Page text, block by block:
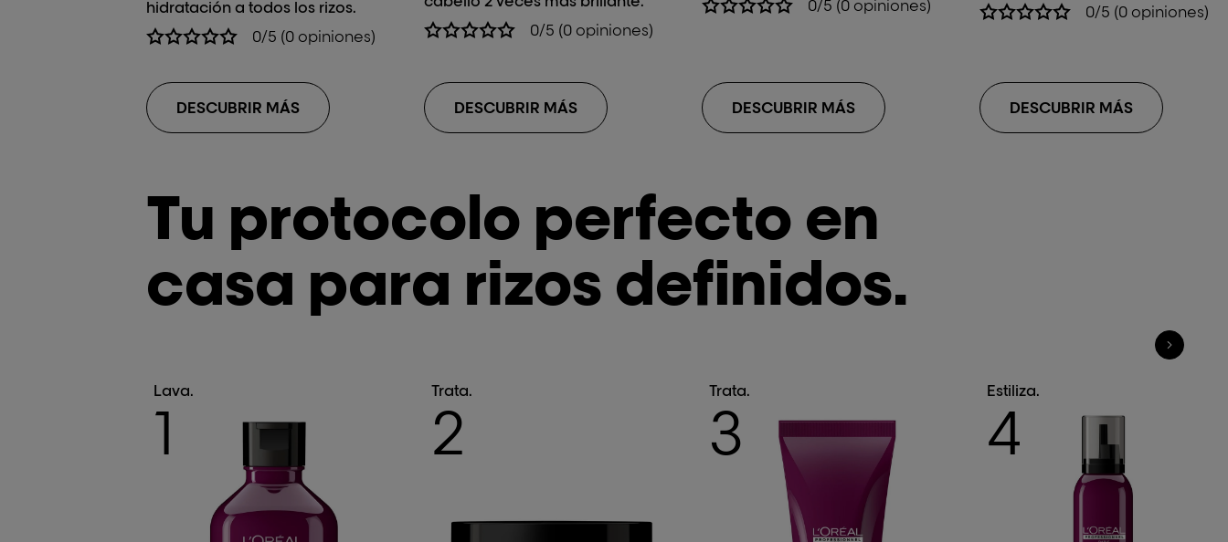
hidratación a todos los rizos.
0/5 (0 opiniones)
DESCUBRIR MÁS
0/5 (0 opiniones)
DESCUBRIR MÁS
0/5 (0 opiniones)
DESCUBRIR MÁS
0/5 (0 opiniones)
DESCUBRIR MÁS
Tu protocolo perfecto en
casa para rizos definidos.
Lava.
1
Trata.
2
Trata.
3
Estiliza.
4